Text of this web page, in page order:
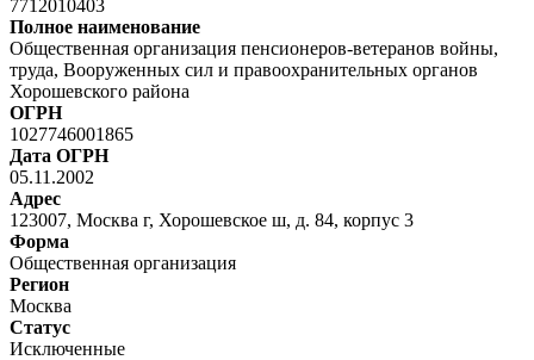
7712010403
Полное наименование
Общественная организация пенсионеров-ветеранов войны,
труда, Вооруженных сил и правоохранительных органов
Хорошевского района
ОГРН
1027746001865
Дата ОГРН
05.11.2002
Адрес
123007, Москва г, Хорошевское ш, д. 84, корпус 3
Форма
Общественная организация
Регион
Москва
Статус
Исключенные